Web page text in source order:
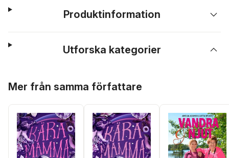
Produktinformation
Utforska kategorier
Mer från samma författare